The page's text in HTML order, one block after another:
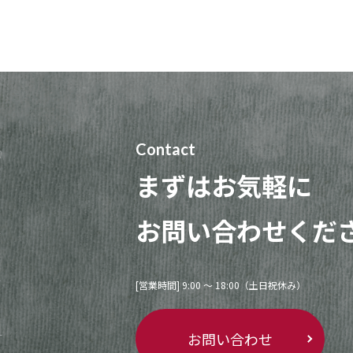
Contact
まずはお気軽に
お問い合わせくだ
[営業時間] 9:00 〜 18:00（土日祝休み）
お問い合わせ